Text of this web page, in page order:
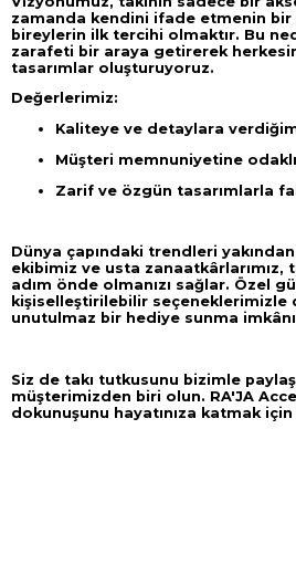
zamanda kendini ifade etmenin
bireylerin ilk tercihi olmaktır. Bu
zarafeti bir araya getirerek
tasarımlar oluşturuyoruz.
Değerlerimiz:
Kaliteye ve detaylara
Müşteri memnuniyetine odaklı
Zarif ve özgün tasarımlarla
Dünya çapındaki trendleri
ekibimiz ve usta zanaatkârlarımız,
adım önde olmanızı sağlar. Özel
kişiselleştirilebilir seçeneklerimizle
unutulmaz bir hediye sunma
Siz de takı tutkusunu bizimle
müşterimizden biri olun. RA'JA
dokunuşunu hayatınıza katmak